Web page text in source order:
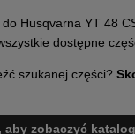
Husqvarna YT 48
dostępne
szukanej części?
zobaczyć